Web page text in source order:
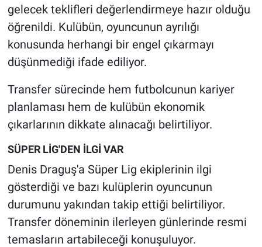
gelecek teklifleri değerlendirmeye hazır olduğu
öğrenildi. Kulübün, oyuncunun ayrılığı
konusunda herhangi bir engel çıkarmayı
düşünmediği ifade ediliyor.
Transfer sürecinde hem futbolcunun kariyer
planlaması hem de kulübün ekonomik
çıkarlarının dikkate alınacağı belirtiliyor.
SÜPER LİG'DEN İLGİ VAR
Denis Draguş'a Süper Lig ekiplerinin ilgi
gösterdiği ve bazı kulüplerin oyuncunun
durumunu yakından takip ettiği belirtiliyor.
Transfer döneminin ilerleyen günlerinde resmi
temasların artabileceği konuşuluyor.